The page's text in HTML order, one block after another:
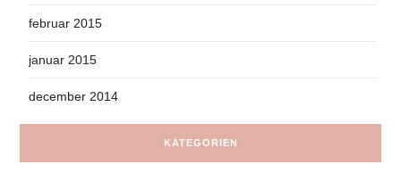
februar 2015
januar 2015
december 2014
KATEGORIEN